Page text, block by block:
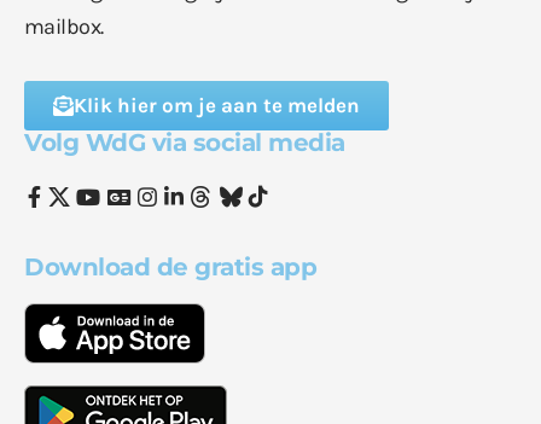
mailbox.
Klik hier om je aan te melden
Volg WdG via social media
Download de gratis app